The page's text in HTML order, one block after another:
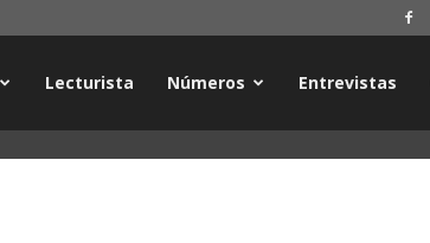
Lecturista Números Entrevistas